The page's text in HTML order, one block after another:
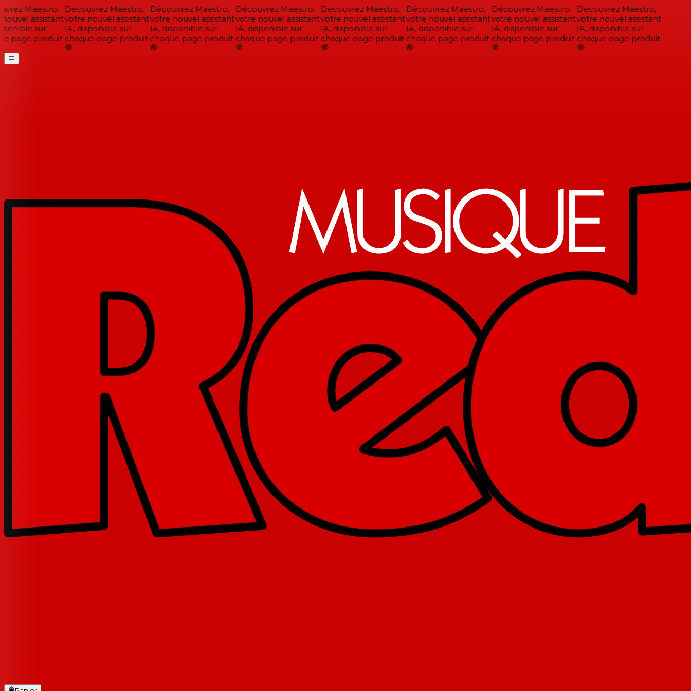
Maestro,
assistant
sur
page produit
Découvrez Maestro,
votre nouvel assistant
IA, disponible sur
chaque page produit
Découvrez Maestro,
votre nouvel assistant
IA, disponible sur
chaque page produit
Découvrez Maestro,
votre nouvel assistant
IA, disponible sur
chaque page produit
Découvrez Maestro,
votre nouvel assistant
IA, disponible sur
chaque page produit
Découvrez Maestro,
votre nouvel assistant
IA, disponible sur
chaque page produit
Découvrez Maestro,
votre nouvel assistant
IA, disponible sur
chaque page produit
Découvrez Maestro,
votre nouvel assistant
IA, disponible sur
chaque page produit